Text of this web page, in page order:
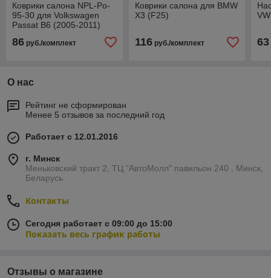
Коврики салона NPL-Po-
95-30 для Volkswagen
Passat B6 (2005-2011)
86 руб./комплект
Коврики салона для BMW
X3 (F25)
116руб./комплект 63
О нас
Рейтинг не сформирован
Менее 5 отзывов за последний год
Работает с 12.01.2016
г. Минск
Меньковский тракт 2, ТЦ "АвтоМолл" павильон 240 , Минск,
Беларусь
Контакты
Сегодня работает с 09:00 до 15:00
Показать весь график работы
Отзывы о магазине